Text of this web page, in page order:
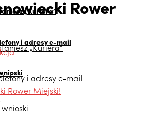
„Kuriera”
i adresy e-mail
„Kuriera”
i adresy e-mail
Rower